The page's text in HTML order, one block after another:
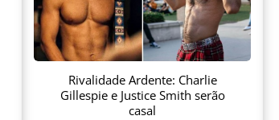
Rivalidade Ardente: Charlie
Gillespie e Justice Smith serão
casal